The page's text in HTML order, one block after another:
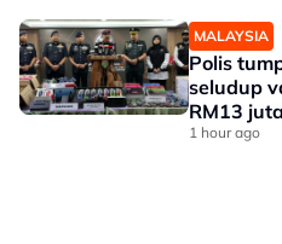
MALAYSIA
Polis
seludup
RM13 juta
1 hour ago